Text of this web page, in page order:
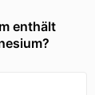
enthält